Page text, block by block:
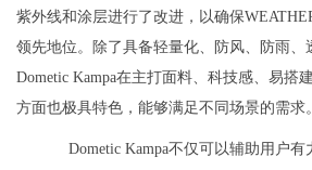
紫外线和涂层进行了改进，以确保
领先地位。除了具备轻量化、防风、防雨、
Dometic Kampa在主打面料、科技感、易搭
方面也极具特色，能够满足不同场景的需求。
Dometic Kampa不仅可以辅助用户